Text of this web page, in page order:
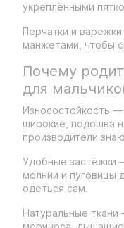
укреплёнными
Перчатки и
манжетами, чтобы
Почему
для
Износостойкость —
широкие, подошва
производители
Удобные застёжки
молнии и пуговицы
одеться сам.
Натуральные